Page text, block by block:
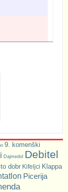
9. komenški
Dajmedol Debitel
dobr Kifeljci Klappa
Picerija